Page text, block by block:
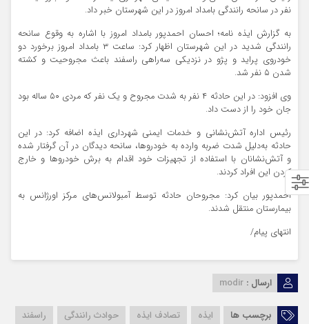
نفر در سانحه رانندگی بامداد امروز در این شهرستان خبر داد.
به گزارش ایذه نامه؛ احسان احمدپور بامداد امروز با اشاره به وقوع سانحه
رانندگی شدید در این شهرستان اظهار کرد: ساعت ۳ بامداد امروز برخورد دو
خودروی پراید و پژو در نزدیکی سه‌راهی راسفند باعث مجروحیت و کشته
شدن ۵ نفر شد.
وی افزود: در این حادثه ۴ نفر به شدت مجروح و یک نفر که مردی ۵۰ ساله بود
جان خود را از دست داد.
رئیس اداره آتش‌نشانی و خدمات ایمنی شهرداری ایذه اضافه کرد: در این
حادثه به‌دلیل شدت ضربه وارده به خودروها، سانحه دیدگان در آن گرفتار شده
و آتش‌نشانان با استفاده از تجهیزات خود اقدام به برش خودروها و خارج
کردن این افراد کردند.
احمدپور بیان کرد: مجروحان حادثه توسط آمبولانس‌های مرکز اورژانس به
بیمارستان منتقل شدند.
انتهای پیام/
ارسال : modir
برچسب ها ایذه تصادف ایذه حوادث رانندگی راسفند